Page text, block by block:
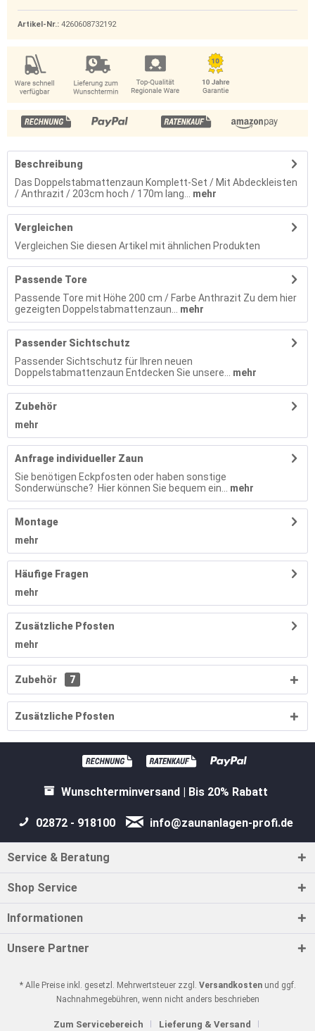
Artikel-Nr.: 4260608732192
Beschreibung
Das Doppelstabmattenzaun Komplett-Set / Mit Abdeckleisten
/ Anthrazit / 203cm hoch / 170m lang...
mehr
Vergleichen
Vergleichen Sie diesen Artikel mit ähnlichen Produkten
Passende Tore
Passende Tore mit Höhe 200 cm / Farbe Anthrazit Zu dem hier
gezeigten Doppelstabmattenzaun...
mehr
Passender Sichtschutz
Passender Sichtschutz für Ihren neuen
Doppelstabmattenzaun Entdecken Sie unsere...
mehr
Zubehör
mehr
Anfrage individueller Zaun
Sie benötigen Eckpfosten oder haben sonstige
Sonderwünsche? Hier können Sie bequem ein...
mehr
Montage
mehr
Häufige Fragen
mehr
Zusätzliche Pfosten
mehr
Zubehör 7
Zusätzliche Pfosten
Wunschterminversand | Bis 20% Rabatt
02872 - 918100 info@zaunanlagen-profi.de
Service & Beratung
Shop Service
Informationen
Unsere Partner
* Alle Preise inkl. gesetzl. Mehrwertsteuer zzgl. Versandkostenund ggf.
Nachnahmegebühren, wenn nicht anders beschrieben
Zum Servicebereich Lieferung & Versand